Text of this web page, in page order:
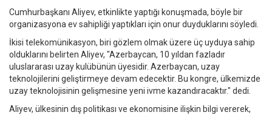
Cumhurbaşkanı Aliyev, etkinlikte yaptığı konuşmada, böyle bir
organizasyona ev sahipliği yaptıkları için onur duyduklarını söyledi.
İkisi telekomünikasyon, biri gözlem olmak üzere üç uyduya sahip
olduklarını belirten Aliyev, "Azerbaycan, 10 yıldan fazladır
uluslararası uzay kulübünün üyesidir. Azerbaycan, uzay
teknolojilerini geliştirmeye devam edecektir. Bu kongre, ülkemizde
uzay teknolojisinin gelişmesine yeni ivme kazandıracaktır." dedi.
Aliyev, ülkesinin dış politikası ve ekonomisine ilişkin bilgi vererek,